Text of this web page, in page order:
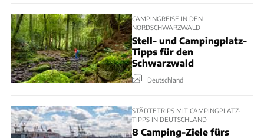
CAMPINGREISE IN DEN
NORDSCHWARZWALD
Stell- und Campingplatz-
Tipps für den
Schwarzwald
Deutschland
STÄDTETRIPS MIT CAMPINGPLATZ-
TIPPS IN DEUTSCHLAND
8 Camping-Ziele fürs